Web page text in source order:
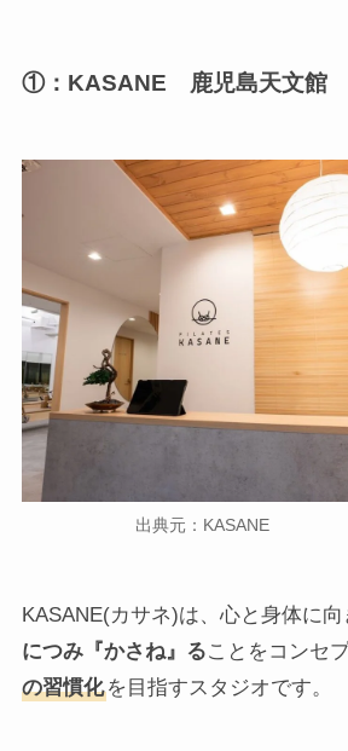
①：KASANE 鹿児島天文館
出典元：KASANE
KASANE(カサネ)は、心と身体に
につみ『かさね』ることをコンセプ
の習慣化を目指すスタジオです。